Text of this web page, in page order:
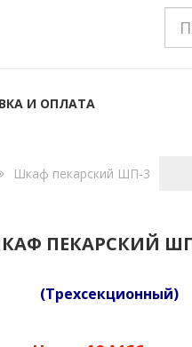
И ОПЛАТА
Шкаф пекарский ШП-3
ПЕКАРСКИЙ
(Трехсекционный)